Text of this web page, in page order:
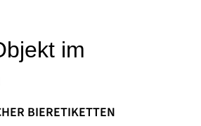
im
BIERETIKETTEN